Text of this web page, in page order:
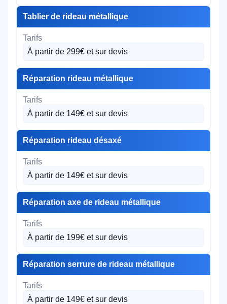
Tablier de rideau métallique
À partir de 299€ et sur devis
Réparation rideau métallique
À partir de 149€ et sur devis
Réparation rideau désaxé
À partir de 149€ et sur devis
Réparation axe de rideau métallique
À partir de 199€ et sur devis
Réparation serrure de rideau métallique
À partir de 149€ et sur devis